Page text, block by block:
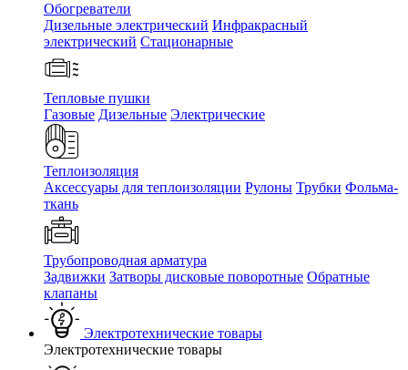
Обогреватели
Дизельные электрический Инфракрасный
электрический Стационарные
Тепловые пушки
Газовые Дизельные Электрические
Теплоизоляция
Аксессуары для теплоизоляции Рулоны Трубки Фольма-
ткань
Трубопроводная арматура
Задвижки Затворы дисковые поворотные Обратные
клапаны
Электротехнические товары
Электротехнические товары